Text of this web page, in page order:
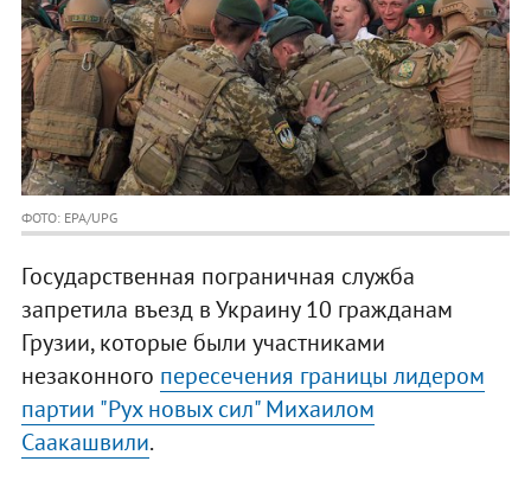
ФОТО: EPA/UPG
Государственная пограничная служба
запретила въезд в Украину 10 гражданам
Грузии, которые были участниками
незаконного пересечения границы лидером
партии "Рух новых сил" Михаилом
Саакашвили.